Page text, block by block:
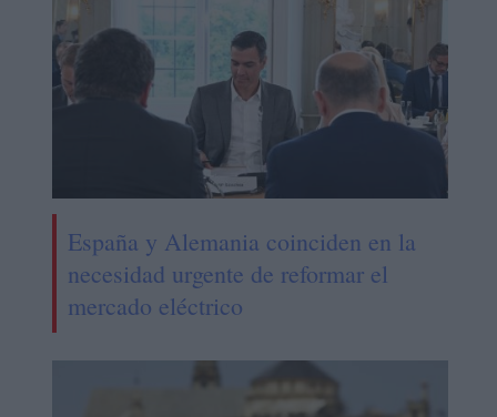
España y Alemania coinciden en la
necesidad urgente de reformar el
mercado eléctrico